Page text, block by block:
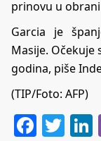
prinovu u
Garcia je
Masije. Očekuje
godina, piše
(TIP/Foto: AFP)